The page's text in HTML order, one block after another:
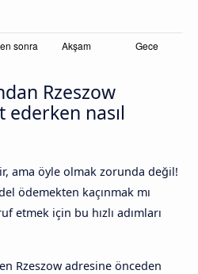
Rzeszow
ederken nasıl
ama öyle olmak zorunda değil!
ödemekten kaçınmak mı
etmek için bu hızlı adımları
Rzeszow adresine önceden